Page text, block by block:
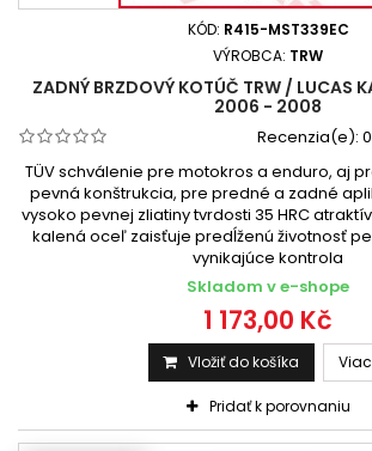
KÓD: R415-MST339EC
VÝROBCA: TRW
ZADNÝ BRZDOVÝ KOTÚČ TRW / LUCAS
2006 - 2008
Recenzia(e): 0
TÜV schválenie pre motokros a enduro, aj
pevná konštrukcia, pre predné a zadné
vysoko pevnej zliatiny tvrdosti 35 HRC
kalená oceľ zaisťuje predĺženú životnosť
vynikajúce kontrola
Skladom v e-shope
1 173,00 Kč
Vložiť do košíka Viac
Pridať k porovnaniu